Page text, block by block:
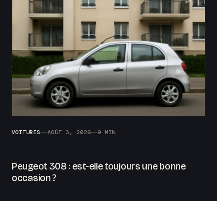
VOITURES AOÛT 3, 2026 9 MIN
Peugeot 308 : est-elle toujours une bonne
occasion ?